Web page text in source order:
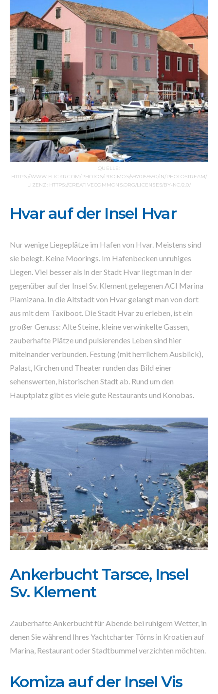
QUELLE:
HTTPS://WWW.FLICKR.COM/PHOTOS/PROIMOS/5970155550/IN/PHOTOSTREAM/
LIZENZ: HTTPS://CREATIVECOMMONS.ORG/LICENSES/BY-NC/2.0/
Hvar auf der Insel Hvar
Nur wenige Liegeplätze im Hafen von Hvar. Meistens sind
sie belegt. Keine Moorings. Im Hafenbecken unruhiges
Liegen. Viel besser als in der Stadt Hvar liegt man in der
gegenüber auf der Insel Sv. Klement gelegenen ACI Marina
Plamizana. In die Altstadt von Hvar gelangt man von dort
aus mit dem Taxiboot. Die Stadt Hvar zu erleben, ist ein
großer Genuss: Alte Steine, kleine verwinkelte Gassen,
zauberhafte Plätze und pulsierendes Leben sind hier
miteinander verbunden. Festung (mit herrlichem Ausblick),
Palast, Kirchen und Theater runden das Bild einer
sehenswerten, historischen Stadt ab. Rund um den
Hauptplatz gibt es viele gute Restaurants und Konobas.
Ankerbucht Tarsce, Insel
Sv. Klement
Zauberhafte Ankerbucht für Abende bei ruhigem Wetter, in
denen Sie während Ihres Yachtcharter Törns in Kroatien auf
Marina, Restaurant oder Stadtbummel verzichten möchten.
Komiza auf der Insel Vis